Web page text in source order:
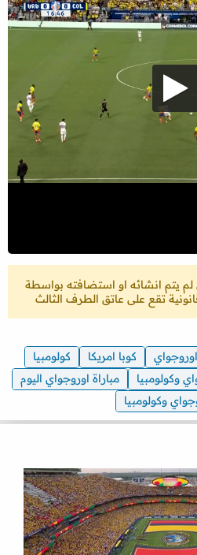
لم يتم انشائه او استضافته بواسطة
تقع على عاتق الطرف الثالث
اوروجواي كوبا امريكا
كولومبيا
وكولومبيا
مباراة اوروجواي اليوم
وكولومبيا